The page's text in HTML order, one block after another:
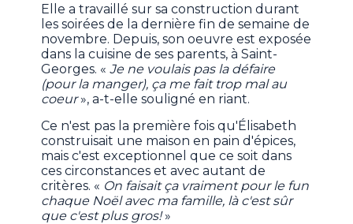
Elle a travaillé sur sa construction durant
les soirées de la dernière fin de semaine de
novembre. Depuis, son oeuvre est exposée
dans la cuisine de ses parents, à Saint-
Georges. « Je ne voulais pas la défaire
(pour la manger), ça me fait trop mal au
coeur», a-t-elle souligné en riant.
Ce n'est pas la première fois qu'Élisabeth
construisait une maison en pain d'épices,
mais c'est exceptionnel que ce soit dans
ces circonstances et avec autant de
critères. « On faisait ça vraiment pour le fun
chaque Noël avec ma famille, là c'est sûr
que c'est plus gros!»